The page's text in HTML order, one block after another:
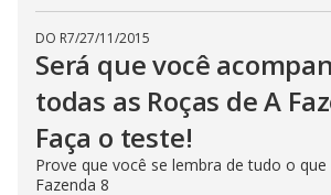
DO R7/27/11/2015
Será que você
todas as Roças de A
Faça o teste!
Prove que você se lembra de tudo o
Fazenda 8